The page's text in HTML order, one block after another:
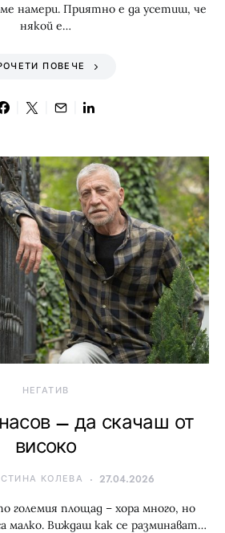
ме намери. Приятно е да усетиш, че
някой е…
ПОВЕЧЕ
НЕГАТИВ
– да скачаш от
високо
КОЛЕВА 27.04.2026
големия площад – хора много, но
малко. Виждаш как се разминават…